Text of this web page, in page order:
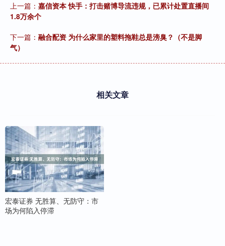
上一篇： 嘉信资本 快手：打击赌博导流违规，已累计处置直播间
1.8万余个
下一篇： 融合配资 为什么家里的塑料拖鞋总是滂臭？（不是脚
气）
相关文章
宏泰证券 无胜算、无防守：市
场为何陷入停滞